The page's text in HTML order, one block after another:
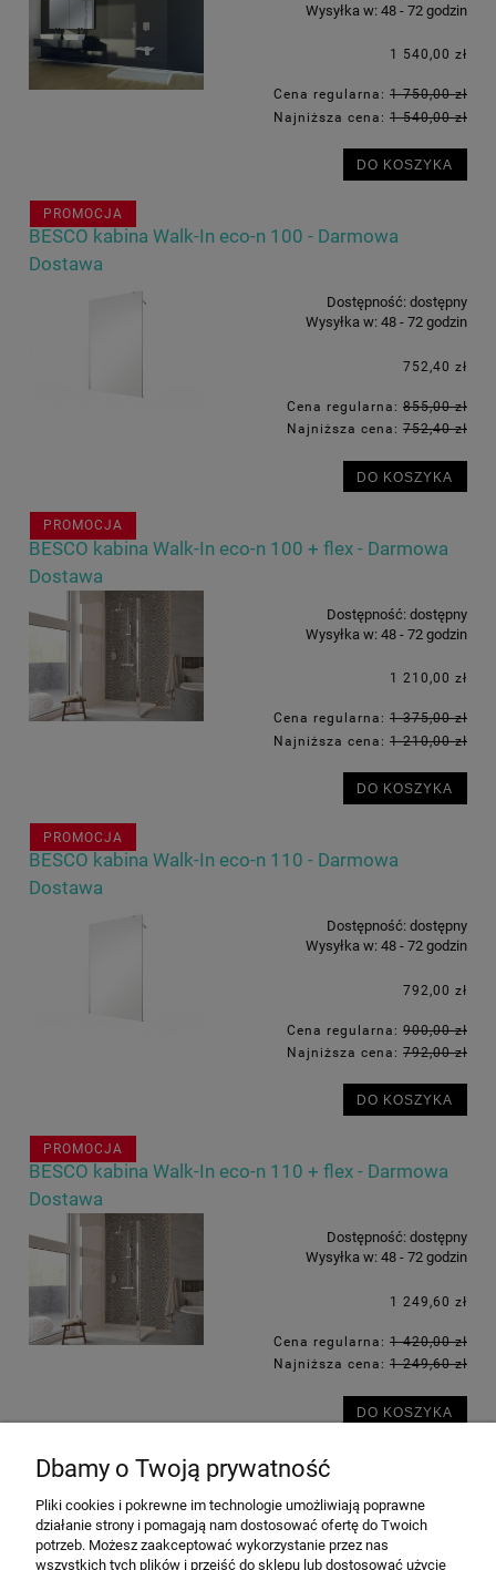
Wysyłka w: 48 - 72 godzin
1 540,00 zł
Cena regularna: 1 750,00 zł
Najniższa cena: 1 540,00 zł
DO KOSZYKA
BESCO kabina Walk-In eco-n 100 - Darmowa
Dostawa
Dostępność: dostępny
Wysyłka w: 48 - 72 godzin
752,40 zł
Cena regularna: 855,00 zł
Najniższa cena: 752,40 zł
DO KOSZYKA
PROMOCJA
BESCO kabina Walk-In eco-n 100 + flex - Darmowa
Dostawa
Dostępność: dostępny
Wysyłka w: 48 - 72 godzin
1 210,00 zł
Cena regularna: 1 375,00 zł
Najniższa cena: 1 210,00 zł
DO KOSZYKA
PROMOCJA
BESCO kabina Walk-In eco-n 110 - Darmowa
Dostawa
Dostępność: dostępny
Wysyłka w: 48 - 72 godzin
792,00 zł
Cena regularna: 900,00 zł
Najniższa cena: 792,00 zł
DO KOSZYKA
PROMOCJA
BESCO kabina Walk-In eco-n 110 + flex - Darmowa
Dostawa
Dostępność: dostępny
Wysyłka w: 48 - 72 godzin
1 249,60 zł
Cena regularna: 1 420,00 zł
Najniższa cena: 1 249,60 zł
DO KOSZYKA
PROMOCJA
« 1 2 3 4 5 ...
INFORMACJE
Dbamy o Twoją prywatność
Pliki cookies i pokrewne im technologie umożliwiają poprawne
działanie strony i pomagają nam dostosować ofertę do Twoich
potrzeb. Możesz zaakceptować wykorzystanie przez nas
wszystkich tych plików i przejść do sklepu lub dostosować użycie